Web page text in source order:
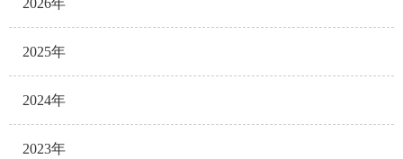
2026年
2025年
2024年
2023年